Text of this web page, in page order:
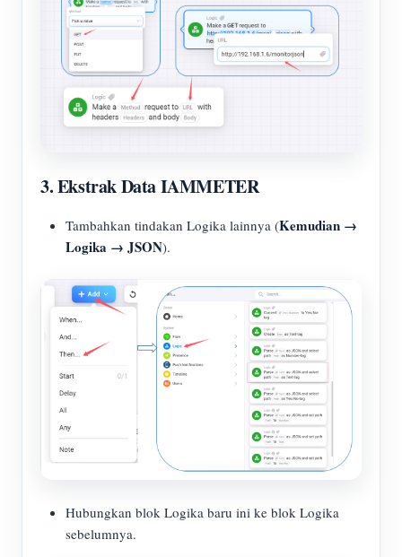
3. Ekstrak Data IAMMETER
Tambahkan tindakan Logika lainnya (Kemudian →
Logika → JSON).
Hubungkan blok Logika baru ini ke blok Logika
sebelumnya.